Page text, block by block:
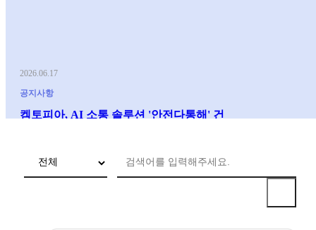
2026.06.17
공지사항
켐토피아, AI 소통 솔루션 '안전다통해' 건